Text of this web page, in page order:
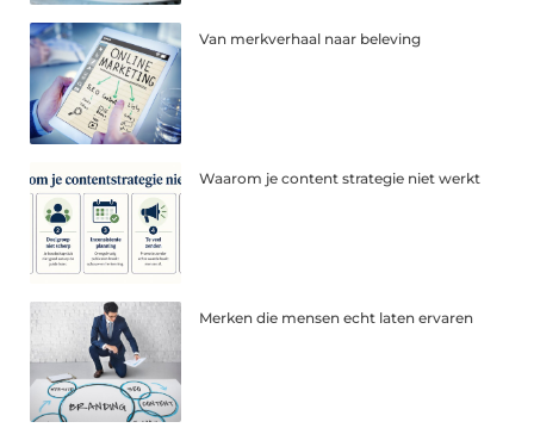
Van merkverhaal naar beleving
Waarom je content strategie niet werkt
Merken die mensen echt laten ervaren